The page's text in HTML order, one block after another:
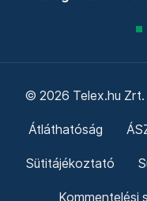
© 2026 Telex.hu Zrt.
Átláthatóság
Sütitájékoztató
Kommentelési